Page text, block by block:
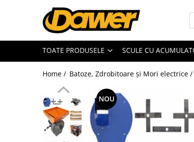
Toate Produsele
Pompe apă și Hidrofoare
Pompe submersibile
Pompe apa de suprafata
Pompe apa murdara
Pompe recirculare
TOATE PRODUSELE SCULE CU
Home / Batoze, Zdrobitoare și Mori electrice /
NOU